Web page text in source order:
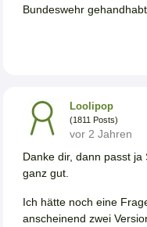
Bundeswehr gehandhabt
Loolipop
(1811 Posts)
vor 2 Jahren
Danke dir, dann passt
ganz gut.
Ich hätte noch eine
anscheinend zwei